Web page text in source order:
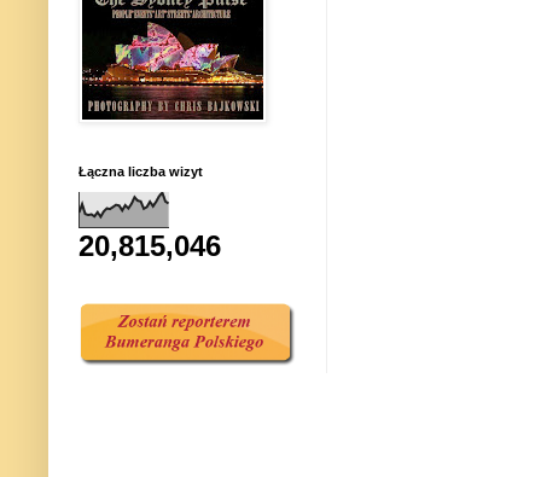
Łączna liczba wizyt
20,815,046